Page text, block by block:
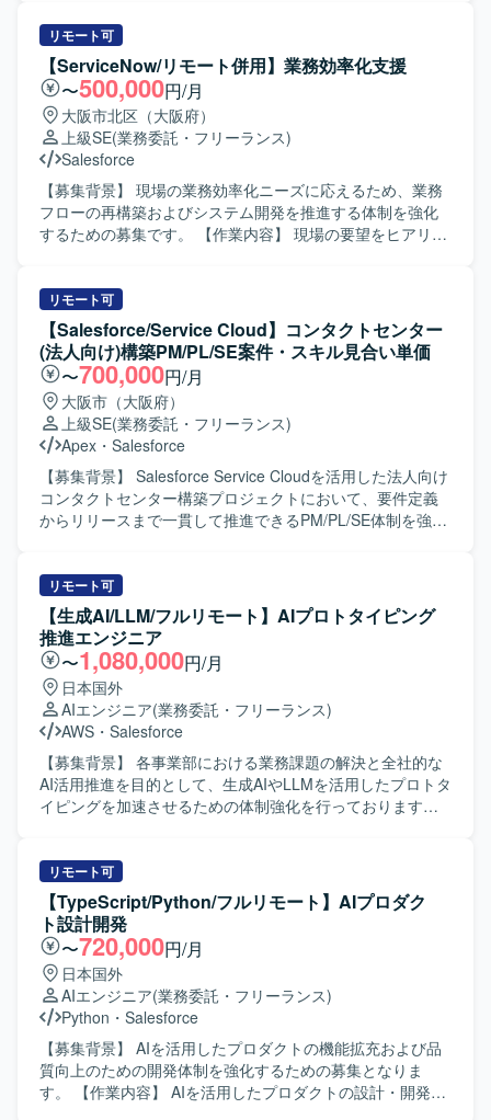
開発プロジェクトにおける各種管理ツールおよびドキュメ
ント作成ツールを使用いたします。
AI機能を活用した機能開発や実装、既存機能との連携設計
やチューニングも担当していただきます。 【求める人物
像】 ServiceNowでの開発経験を活かしつつ、新しいAI機能
の活用にも積極的に取り組んでいただける方を求めていま
す。 業務要件を理解しながら、自ら提案しつつ手を動かし
て開発を進められる方が望ましいです。 【ポジションの魅
力】 ServiceNowとAI機能の両方に深く関わることができ、
市場価値の高いスキルセットを身につけていただけます。
要件整理が進んだフェーズでの参画となるため、AI機能を
活用した新しい取り組みに主体的に関わることができま
す。
リモート可
【ServiceNow/リモート併用】業務効率化支援
〜500,000円/月
大阪市北区（大阪府）
上級SE(業務委託・フリーランス)
Salesforce
【募集背景】 現場の業務効率化ニーズに応えるため、業務
フローの再構築およびシステム開発を推進する体制を強化
するための募集です。 【作業内容】 現場の要望をヒアリン
的に改善を行いながら業務効率化を支援していただきま
す。 【求める人物像】 関係者と円滑にコミュニケーション
を取りながら要望を整理し、主体的に業務フローの再構築
や改善提案を進めていただける方を求めています。 【ポジ
ションの魅力】 上流のヒアリングから運用まで一貫して関
わることで、業務理解とシステム開発スキルの双方を高め
ることができます。業務効率化という明確な目的のもと、
現場への貢献を実感しながら働くことができます。 【開発
環境】 ServiceNowなどのプラットフォームを用いた業務効
率化支援に携わっていただきます。
リモート可
【Salesforce/Service Cloud】コンタクトセンター
(法人向け)構築PM/PL/SE案件・スキル見合い単価
〜700,000円/月
大阪市（大阪府）
上級SE(業務委託・フリーランス)
Apex ・ Salesforce
【募集背景】 Salesforce Service Cloudを活用した法人向け
コンタクトセンター構築プロジェクトにおいて、要件定義
からリリースまで一貫して推進できるPM/PL/SE体制を強化
ル調整、顧客折衝、各種会議のファシリテート、メンバー
管理、成果物レビューおよび品質・納期・スコープ管理を
ご担当いただきます。 PLとしては、業務要件整理、業務お
よび運用フロー設計、Salesforce機能設計・仕様調整、設計
レビュー、開発メンバーの管理・フォロー、テスト計画や
移行・リリース支援をご担当いただきます。 SEとしては、
Salesforce機能の設定・開発、外部連携のSalesforce側対
応、設計書などのドキュメント作成、テスト仕様書作成お
よびテスト実施、不具合対応、移行・リリース支援をご担
当いただきます。 【求める人物像】 上流工程を自走でき、
設計から実装まで一貫して対応できる方を求めています。
だきたいと考えております。長期的な参画を前提に、継続
的な改善提案や業務理解の深化に取り組んでいただける方
を歓迎いたします。 【ポジションの魅力】 法人向けコンタ
クトセンター領域において、Salesforce Service Cloudや
Data Cloud / Agentforceなどの最新機能を活用した構築プロ
ジェクトに上流から参画できる環境です。PM/PL/SEそれぞ
れのポジションで、大規模案件の推進経験や外部連携を含
む統合案件の知見を深めながら、長期的な視点でキャリア
形成に取り組んでいただけます。 【開発環境】 Salesforce
Service Cloudを中心とした構成にて、CTIや外部システム
とのAPI・SSO・バッチ連携などを含む環境での構築・開発
リモート可
【生成AI/LLM/フルリモート】AIプロトタイピング
推進エンジニア
〜1,080,000円/月
日本国外
AIエンジニア(業務委託・フリーランス)
AWS ・ Salesforce
【募集背景】 各事業部における業務課題の解決と全社的な
AI活用推進を目的として、生成AIやLLMを活用したプロトタ
イピングを加速させるための体制強化を行っております。
生成AIやLLMを活用したPoCの設計や、RAGやAIエージェ
ントを用いたプロトタイプ開発を担当していただきます。
あわせて、技術選定や検証設計、評価指標の設定およびレ
ポーティングも行っていただきます。 【求める人物像】 事
業部門と協働しながら課題の本質を見極め、自ら主体的に
要件定義からプロトタイピングまで推進できる方を求めて
おります。新しい技術やツールへのキャッチアップが速
く、仮説検証を高速に回しながら価値提供につなげられる
方が望ましいです。 【ポジションの魅力】 全社横断で複数
の事業部と関わりながら、0→1フェーズのAIプロダクト創
出に深く関与していただけます。生成AIやLLM、RAG、AI
リモート可
【TypeScript/Python/フルリモート】AIプロダク
ト設計開発
〜720,000円/月
日本国外
AIエンジニア(業務委託・フリーランス)
Python ・ Salesforce
【募集背景】 AIを活用したプロダクトの機能拡充および品
質向上のための開発体制を強化するための募集となりま
す。 【作業内容】 AIを活用したプロダクトの設計・開発を